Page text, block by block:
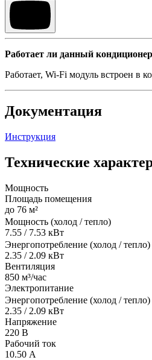
Работает ли данный
Работает, Wi-Fi модуль встроен в
Документация
Инструкция
Технические
Мощность
Площадь помещения
до 76 м²
Мощность (холод / тепло)
7.55 / 7.53 кВт
Энергопотребление (холод / тепло)
2.35 / 2.09 кВт
Вентиляция
850 м³/час
Электропитание
Энергопотребление (холод / тепло)
2.35 / 2.09 кВт
Напряжение
220 В
Рабочий ток
10.50 А